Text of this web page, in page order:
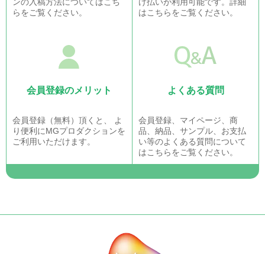
らをご覧ください。
はこちらをご覧ください。
会員登録のメリット
会員登録（無料）頂くと、 よ
り便利にMGプロダクションを
ご利用いただけます。
よくある質問
会員登録、マイページ、商
品、納品、サンプル、お支払
い等のよくある質問について
はこちらをご覧ください。